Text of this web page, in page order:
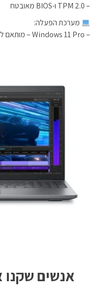
– TPM 2.0 ו-BIOS מאובטח
מערכת הפעלה:
– Windows 11 Pro – מותאם לעסקים וסביבות עבודה מתקדמות
אנשים שקנו